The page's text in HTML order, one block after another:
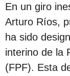
a
c
i
ó
En un giro
Arturo Ríos,
ha sido
interino de la
(FPF). Esta